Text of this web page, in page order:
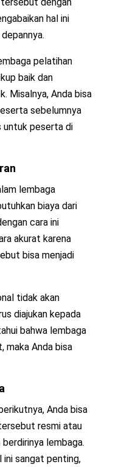
hal ini
pelatihan
baik dan
Misalnya, Anda bisa
sebelumnya
peserta di
lembaga
biaya dari
cara ini
akurat karena
bisa menjadi
tidak akan
diajukan kepada
bahwa lembaga
maka Anda bisa
Anda bisa
resmi atau
lembaga.
ini sangat penting,